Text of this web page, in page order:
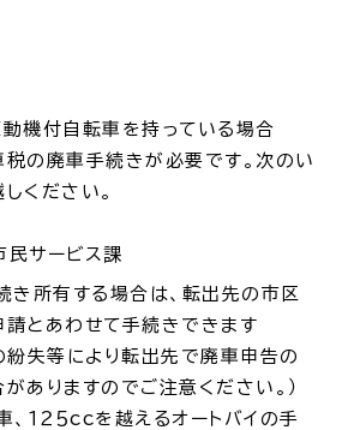
機付自転車を持っている場合
の廃車手続きが必要です。次のい
ください。
民サービス課
所有する場合は、転出先の市区
とあわせて手続きできます
失等により転出先で廃車申告の
ありますのでご注意ください。）
２５ccを越えるオートバイの手